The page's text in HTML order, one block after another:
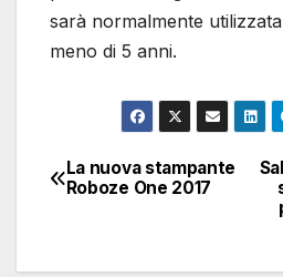
sarà normalmente
meno di 5 anni.
Navigazione
La nuova stampante
Roboze One 2017